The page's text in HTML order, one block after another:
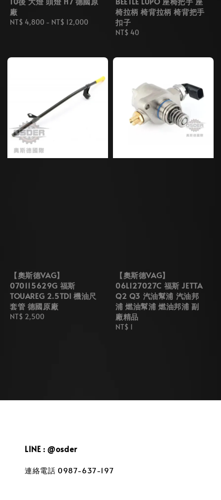
廠
Regular
NT$ 4,800 - NT$ 12,000
椅拉柄 椅背拉柄 椅背把手
扣子
Regular
NT$ 40
【奧斯德VAG】
070115629G 福斯
TOUAREG 2.5TDI 機油尺
套管 德國原廠
Regular
NT$ 2,500
【奧斯德VAG】
06L127027C 福斯 JETTA
Q2 Q3 汽油幫浦 汽油邦
浦 燃油幫浦 燃油邦浦 副
廠精品
Regular
NT$ 1
LINE : @osder
連絡電話 0987-637-197